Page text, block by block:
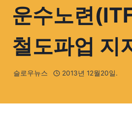
운수노련
철도파업 지
슬로우뉴스 2013년 12월20일.